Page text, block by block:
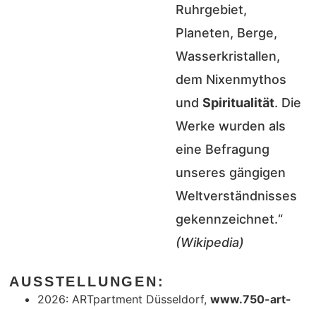
Ruhrgebiet,
Planeten, Berge,
Wasserkristallen,
dem Nixenmythos
und Spiritualität. Die
Werke wurden als
eine Befragung
unseres gängigen
Weltverständnisses
gekennzeichnet.“
(Wikipedia)
AUSSTELLUNGEN:
2026: ARTpartment Düsseldorf,www.750-art-